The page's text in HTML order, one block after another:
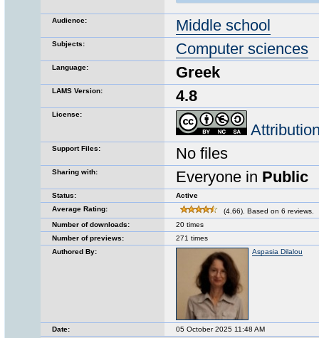
Audience: Middle school
Subjects: Computer sciences
Language: Greek
LAMS Version: 4.8
License:
Support Files: No files
Sharing with: Everyone in Public
Status:
Active
Average Rating:
(4.66). Based on 6 reviews.
Number of downloads:
20 times
Number of previews:
271 times
Authored By:
Aspasia Dilalou
Date:
05 October 2025 11:48 AM